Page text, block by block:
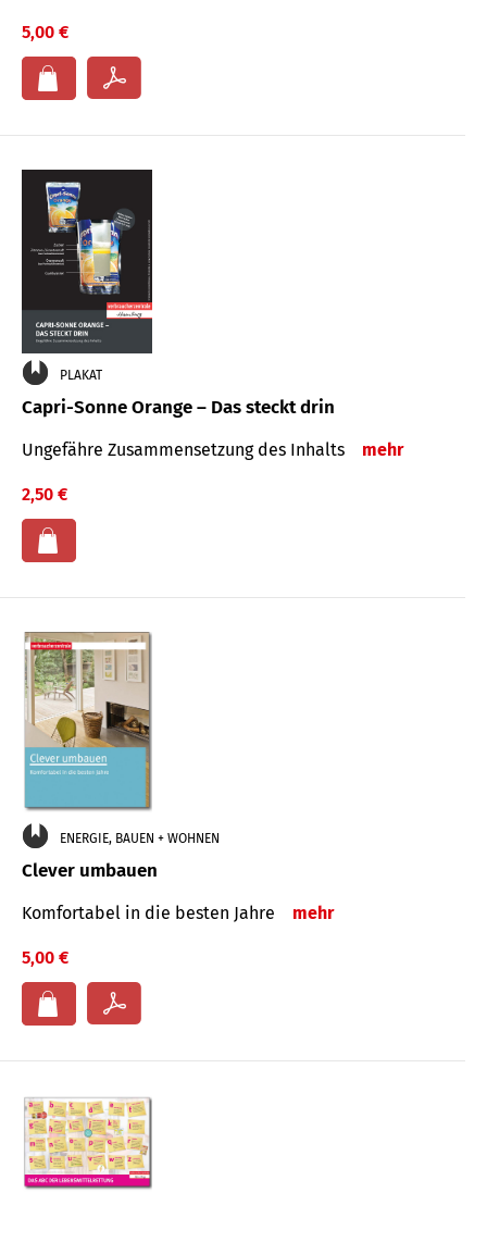
5,00 €
PLAKAT
Capri-Sonne Orange – Das steckt drin
Ungefähre Zu­sammen­setzung des Inhalts mehr
2,50 €
ENERGIE, BAUEN + WOHNEN
Clever umbauen
Komfortabel in die besten Jahre mehr
5,00 €